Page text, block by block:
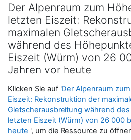
Der Alpenraum zum
letzten Eiszeit:
maximalen
während des
Eiszeit (Würm) von 26
Jahren vor heute
Abschlussbedingungen
Klicken Sie auf 'Der Alpenraum
Eiszeit: Rekonstruktion der
Gletscherausbreitung während
letzten Eiszeit (Würm) von 26 000
heute ', um die Ressource zu